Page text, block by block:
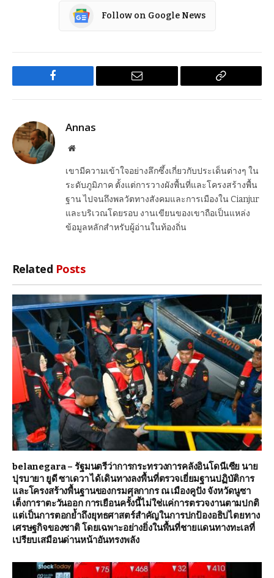
Follow on Google News
Facebook Email
Copy
Annas
Website
เขามีความเข้าใจอย่างลึกซึ้งเกี่ยวกับประเด็นต่างๆ ใน
ระดับภูมิภาค ตั้งแต่การวางผังพื้นที่และโครงสร้างพื้น
ฐาน ไปจนถึงพลวัตทางสังคมและการเมืองใน Cianjur
และบริเวณโดยรอบ งานเขียนของเขาถือเป็นแหล่ง
ข้อมูลหลักสำหรับผู้อ่านในท้องถิ่น
Related Posts
belanegara – รัฐมนตรีว่าการกระทรวงการคลังอินโดนีเซีย นาย
ปุรบายา ยูดี ซาเดวา ได้เดินทางลงพื้นที่ตรวจเยี่ยมฐานปฏิบัติการ
และโครงสร้างพื้นฐานของกรมศุลกากร ณ เมืองคูปัง จังหวัดนูซา
เต็งการาตะวันออก การเยือนครั้งนี้ไม่ใช่แค่การตรวจงานตามปกติ
แต่เป็นการตอกย้ำถึงยุทธศาสตร์สำคัญในการปกป้องอธิปไตยทาง
เศรษฐกิจของชาติ โดยเฉพาะอย่างยิ่งในพื้นที่ชายแดนทางทะเลที่
เปรียบเสมือนด่านหน้าอันทรงพลัง